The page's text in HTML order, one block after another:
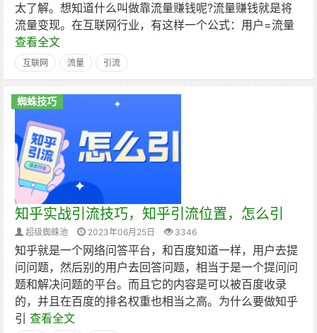
太了解。想知道什么叫做靠流量赚钱呢?流量赚钱就是将
流量变现。在互联网行业，有这样一个公式：用户=流量
查看全文
互联网 流量 引流
蜘蛛技巧
知乎实战引流技巧，知乎引流位置，怎么引
超级蜘蛛池 2023年06月25日 3346
知乎就是一个网络问答平台，和百度知道一样，用户去提
问问题，然后别的用户去回答问题，相当于是一个提问问
题和解决问题的平台。而且它的内容是可以被百度收录
的，并且在百度的排名权重也相当之高。为什么要做知乎
引 查看全文